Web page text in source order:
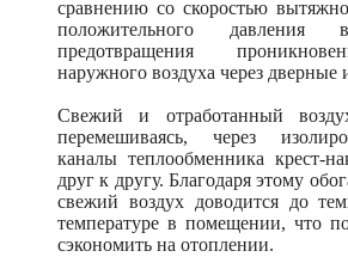
сравнению со скоростью
положительного
предотвращения
наружного воздуха через
Свежий и отработанный
перемешиваясь, через
каналы теплообменника крест-
друг к другу. Благодаря этому
свежий воздух доводится до
температуре в помещении, что
сэкономить на отоплении.